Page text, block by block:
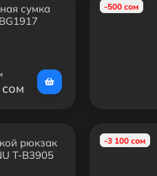
сумка
рюкзак
T-B3905
-500 сом
-3 100 сом